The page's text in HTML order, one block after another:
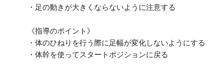
・足の動きが大きくならないように注意する
《指導のポイント》
・体のひねりを行う際に足幅が変化しないようにする
・体幹を使ってスタートポジションに戻る